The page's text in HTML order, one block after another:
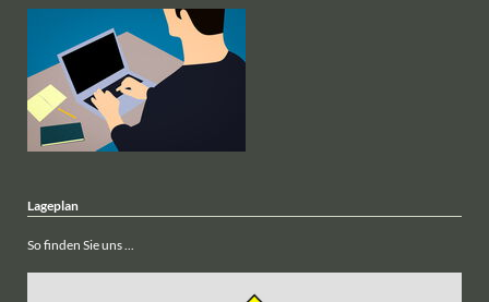
Lageplan
So finden Sie uns ...